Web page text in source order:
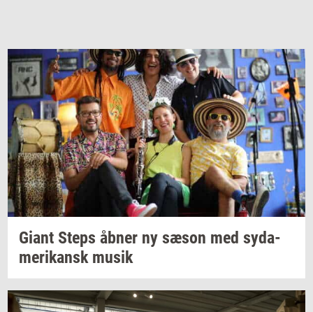
Giant Steps åbner ny sæson med sy­da­
me­ri­kanskmusik